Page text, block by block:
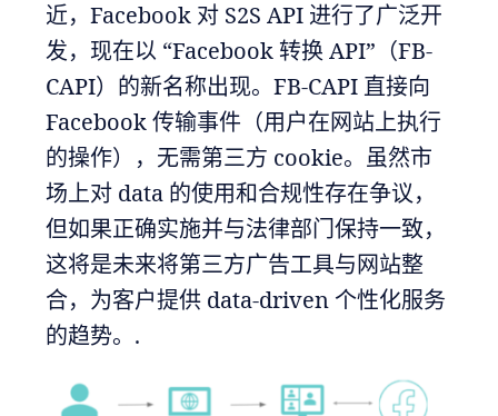
近，Facebook 对 S2S API 进行了广泛开
发，现在以 “Facebook 转换 API”（FB-
CAPI）的新名称出现。FB-CAPI 直接向
Facebook 传输事件（用户在网站上执行
的操作），无需第三方 cookie。虽然市
场上对 data 的使用和合规性存在争议，
但如果正确实施并与法律部门保持一致，
这将是未来将第三方广告工具与网站整
合，为客户提供 data-driven 个性化服务
的趋势。.